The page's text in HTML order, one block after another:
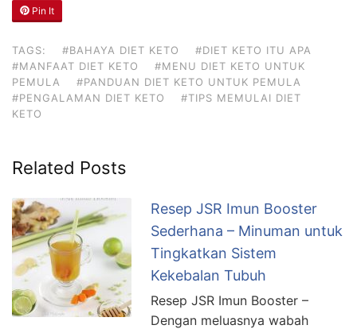
Pin It
TAGS: #BAHAYA DIET KETO
#DIET KETO ITU APA
#MANFAAT DIET KETO
#MENU DIET KETO UNTUK
PEMULA
#PANDUAN DIET KETO UNTUK PEMULA
#PENGALAMAN DIET KETO
#TIPS MEMULAI DIET
KETO
Related Posts
Resep JSR Imun Booster
Sederhana – Minuman untuk
Tingkatkan Sistem
Kekebalan Tubuh
Resep JSR Imun Booster –
Dengan meluasnya wabah